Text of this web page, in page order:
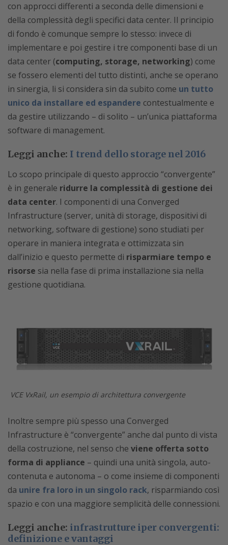
con approcci differenti a seconda delle dimensioni e
della complessità degli specifici data center. Il principio
di fondo è comunque sempre lo stesso: invece di
implementare e poi gestire i tre componenti base di un
data center (computing, storage, networking) come
se fossero elementi del tutto distinti, anche se operano
in sinergia, li si considera sin da subito come un tutto
unico da installare ed espandere contestualmente e
da gestire utilizzando – di solito – un’unica piattaforma
software di management.
Leggi anche: I trend dello storage nel 2016
Lo scopo principale di questo approccio “convergente”
è in generale ridurre la complessità di gestione dei
data center. I componenti di una Converged
Infrastructure (server, unità di storage, dispositivi di
networking, software di gestione) sono studiati per
operare in maniera integrata e ottimizzata sin
dall’inizio e questo permette di risparmiare tempo e
risorse sia nella fase di prima installazione sia nella
gestione quotidiana.
VCE VxRail, un esempio di architettura convergente
Inoltre sempre più spesso una Converged
Infrastructure è “convergente” anche dal punto di vista
della costruzione, nel senso che viene offerta sotto
forma di appliance – quindi una unità singola, auto-
contenuta e autonoma – o come insieme di componenti
da unire fra loro in un singolo rack, risparmiando così
spazio e con una maggiore semplicità delle connessioni.
Leggi anche: infrastrutture iper convergenti:
definizione e vantaggi